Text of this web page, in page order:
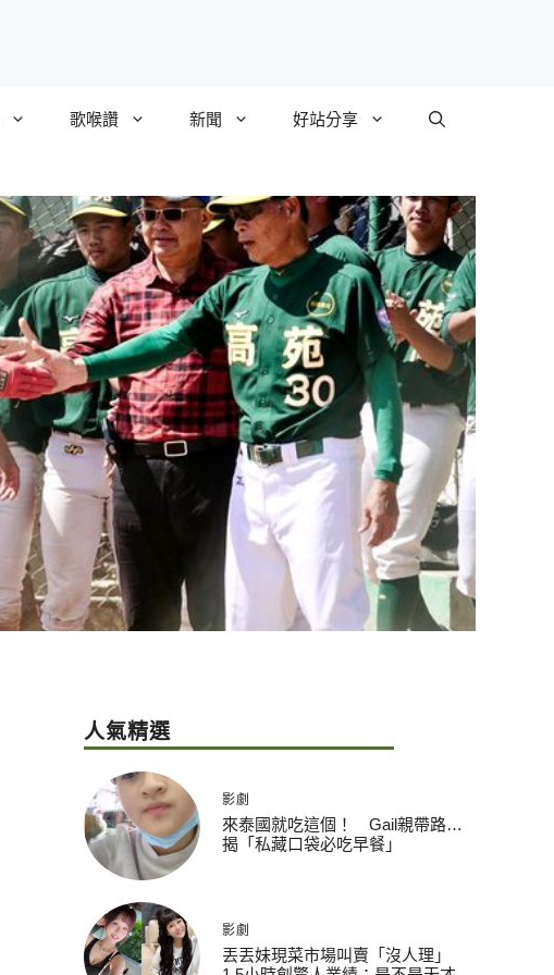
歌喉讚 新聞 好站分享
人氣精選
影劇
來泰國就吃這個！ Gail親帶路…
揭「私藏口袋必吃早餐」
影劇
丟丟妹現菜市場叫賣「沒人理」